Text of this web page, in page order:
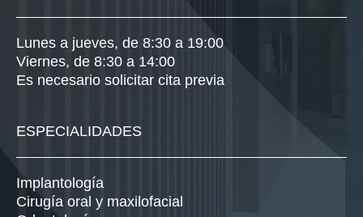
Lunes a jueves, de 8:30 a 19:00
Viernes, de 8:30 a 14:00
Es necesario solicitar cita previa
ESPECIALIDADES
Implantología
Cirugía oral y maxilofacial